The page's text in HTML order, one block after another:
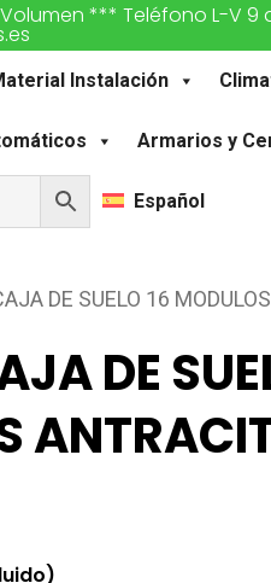
*** Teléfono L-V 9 a
Instalación
Armarios y
Español
DE SUELO 16
DE